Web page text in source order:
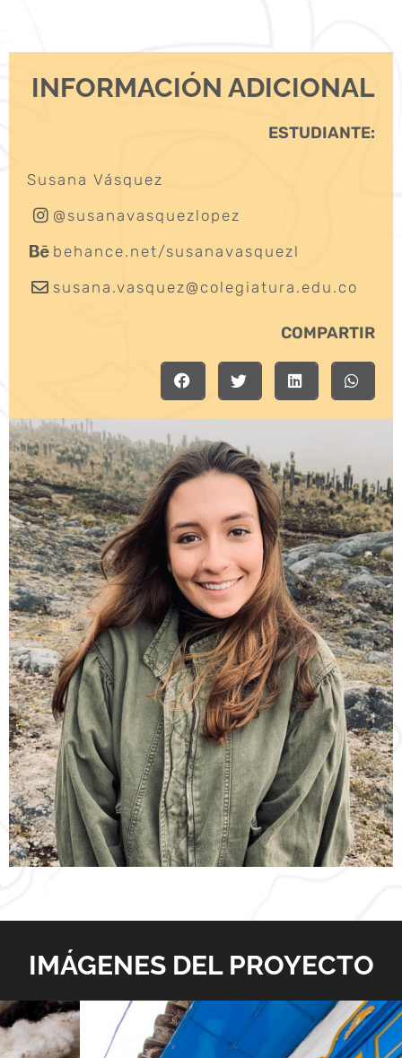
INFORMACIÓN ADICIONAL
ESTUDIANTE:
Susana Vásquez
@susanavasquezlopez
behance.net/susanavasquezl
susana.vasquez@colegiatura.edu.co
COMPARTIR
IMÁGENES DEL PROYECTO